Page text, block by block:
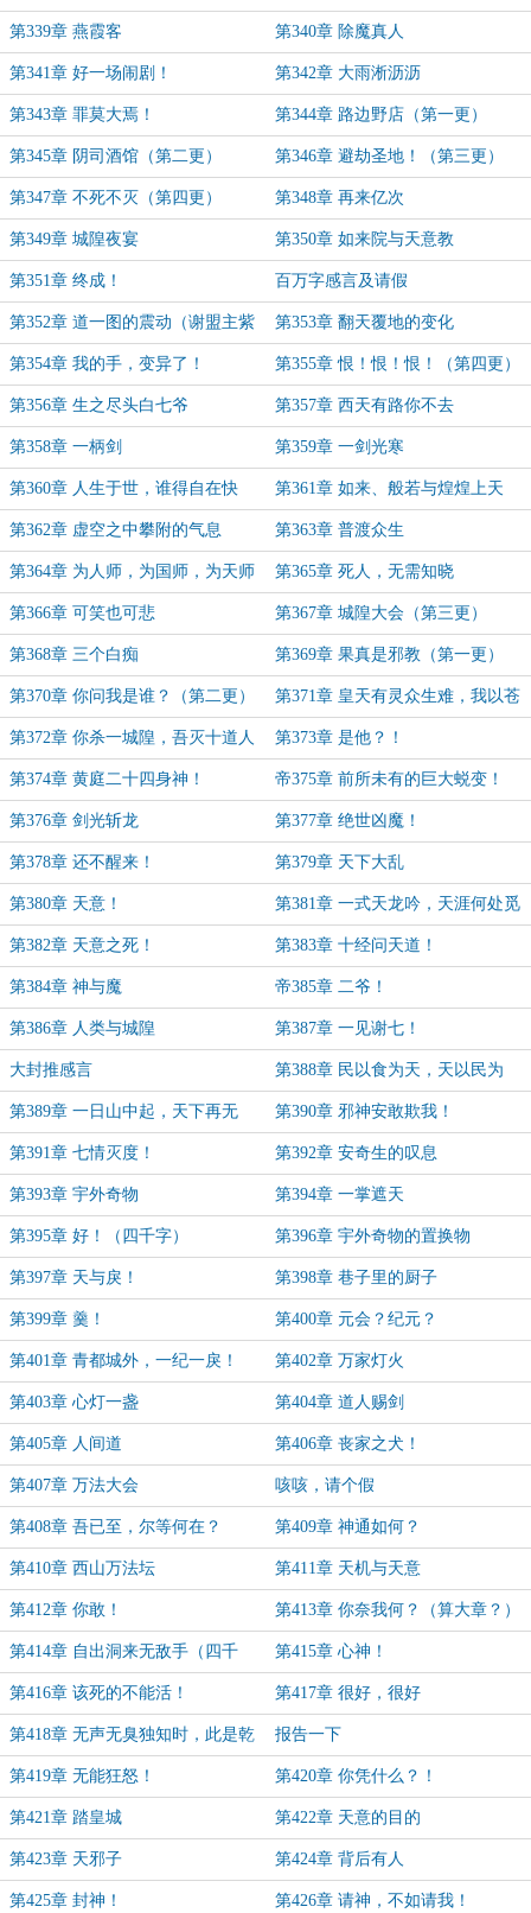
境！
第339章 燕霞客 第340章 除魔真人
第341章 好一场闹剧！ 第342章 大雨淅沥沥
第343章 罪莫大焉！ 第344章 路边野店（第一更）
第345章 阴司酒馆（第二更） 第346章 避劫圣地！（第三更）
第347章 不死不灭（第四更） 第348章 再来亿次
第349章 城隍夜宴 第350章 如来院与天意教
第351章 终成！ 百万字感言及请假
第352章 道一图的震动（谢盟主紫
轩仙帝）
第353章 翻天覆地的变化
第354章 我的手，变异了！ 第355章 恨！恨！恨！（第四更）
第356章 生之尽头白七爷 第357章 西天有路你不去
第358章 一柄剑 第359章 一剑光寒
第360章 人生于世，谁得自在快
活？
第361章 如来、般若与煌煌上天
第362章 虚空之中攀附的气息 第363章 普渡众生
第364章 为人师，为国师，为天师 第365章 死人，无需知晓
第366章 可笑也可悲 第367章 城隍大会（第三更）
第368章 三个白痴 第369章 果真是邪教（第一更）
第370章 你问我是谁？（第二更） 第371章 皇天有灵众生难，我以苍
天代皇天！
第372章 你杀一城隍，吾灭十道人 第373章 是他？！
第374章 黄庭二十四身神！ 帝375章 前所未有的巨大蜕变！
（大章！）
第376章 剑光斩龙 第377章 绝世凶魔！
第378章 还不醒来！ 第379章 天下大乱
第380章 天意！ 第381章 一式天龙吟，天涯何处觅
知音？
第382章 天意之死！ 第383章 十经问天道！
第384章 神与魔 帝385章 二爷！
第386章 人类与城隍 第387章 一见谢七！
大封推感言 第388章 民以食为天，天以民为
食！
第389章 一日山中起，天下再无
敌！
第390章 邪神安敢欺我！
第391章 七情灭度！ 第392章 安奇生的叹息
第393章 宇外奇物 第394章 一掌遮天
第395章 好！（四千字） 第396章 宇外奇物的置换物
第397章 天与戾！ 第398章 巷子里的厨子
第399章 羹！ 第400章 元会？纪元？
第401章 青都城外，一纪一戾！ 第402章 万家灯火
第403章 心灯一盏 第404章 道人赐剑
第405章 人间道 第406章 丧家之犬！
第407章 万法大会 咳咳，请个假
第408章 吾已至，尔等何在？ 第409章 神通如何？
第410章 西山万法坛 第411章 天机与天意
第412章 你敢！ 第413章 你奈我何？（算大章？）
第414章 自出洞来无敌手（四千
字）
第415章 心神！
第416章 该死的不能活！ 第417章 很好，很好
第418章 无声无臭独知时，此是乾
坤万有基
报告一下
第419章 无能狂怒！ 第420章 你凭什么？！
第421章 踏皇城 第422章 天意的目的
第423章 天邪子 第424章 背后有人
第425章 封神！ 第426章 请神，不如请我！